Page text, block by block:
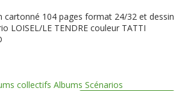
cartonné 104 pages format 24/32 et dessin
LOISEL/LE TENDRE couleur TATTI
collectifs Albums Scénarios